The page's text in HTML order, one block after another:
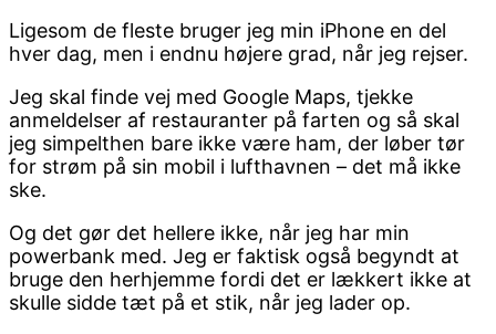
Ligesom de fleste bruger jeg min iPhone en del
hver dag, men i endnu højere grad, når jeg rejser.
Jeg skal finde vej med Google Maps, tjekke
anmeldelser af restauranter på farten og så skal
jeg simpelthen bare ikke være ham, der løber tør
for strøm på sin mobil i lufthavnen – det må ikke
ske.
Og det gør det hellere ikke, når jeg har min
powerbank med. Jeg er faktisk også begyndt at
bruge den herhjemme fordi det er lækkert ikke at
skulle sidde tæt på et stik, når jeg lader op.